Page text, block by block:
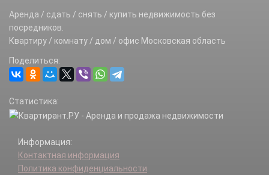
Аренда / сдать / снять / купить недвижимость без
посредников.
Квартиру / комнату / дом / офис Московская область
Поделиться:
Статистика:
Информация:
Контактная информация
Политика конфиденциальности